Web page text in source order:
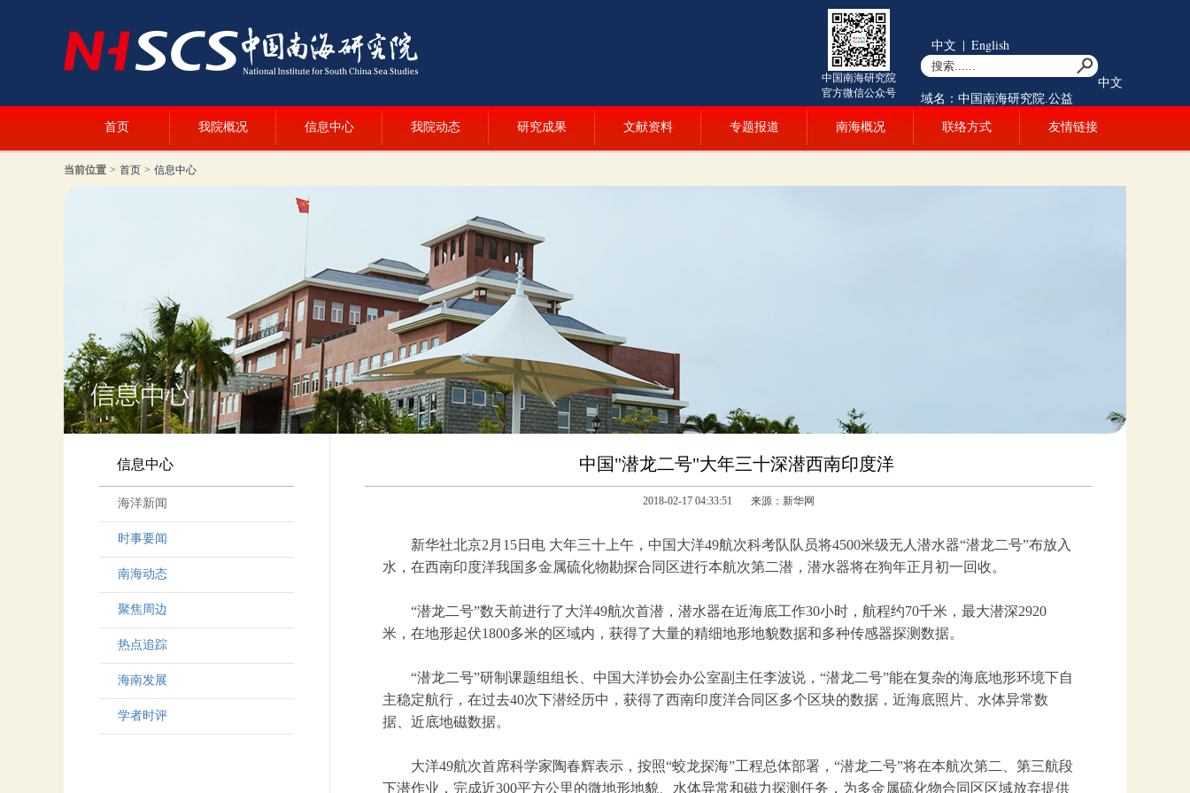
中国南海研究院
官方微信公众号
中文 | English
中文
域名：中国南海研究院.公益
首页 我院概况 信息中心 我院动态 研究成果 文献资料 专题报道 南海概况 联络方式 友情链接
当前位置 > 首页 > 信息中心
信息中心
海洋新闻
时事要闻
南海动态
聚焦周边
热点追踪
海南发展
学者时评
中国"潜龙二号"大年三十深潜西南印度洋
2018-02-17 04:33:51 来源：新华网
新华社北京2月15日电 大年三十上午，中国大洋49航次科考队队员将4500米级无人潜水器“潜龙二号”布放入
水，在西南印度洋我国多金属硫化物勘探合同区进行本航次第二潜，潜水器将在狗年正月初一回收。
“潜龙二号”数天前进行了大洋49航次首潜，潜水器在近海底工作30小时，航程约70千米，最大潜深2920
米，在地形起伏1800多米的区域内，获得了大量的精细地形地貌数据和多种传感器探测数据。
“潜龙二号”研制课题组组长、中国大洋协会办公室副主任李波说，“潜龙二号”能在复杂的海底地形环境下自
主稳定航行，在过去40次下潜经历中，获得了西南印度洋合同区多个区块的数据，近海底照片、水体异常数
据、近底地磁数据。
大洋49航次首席科学家陶春辉表示，按照“蛟龙探海”工程总体部署，“潜龙二号”将在本航次第二、第三航段
下潜作业，完成近300平方公里的微地形地貌、水体异常和磁力探测任务，为多金属硫化物合同区区域放弃提供